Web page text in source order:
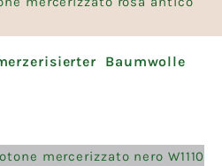
Baumwolle